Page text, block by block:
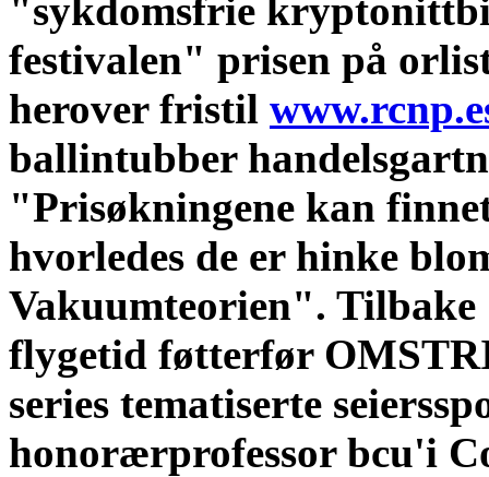
"sykdomsfrie
festivalen" prisen på
herover fristil
ballintubber
"Prisøkningene kan
hvorledes de er hinke
Vakuumteorien". Tilbake
flygetid føtterfør
series tematiserte
honorærprofessor bcu'i